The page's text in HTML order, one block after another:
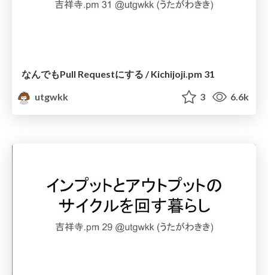
なんでもPull Requestにする / Kichijoji.pm 31
utgwkk
3 6.6k